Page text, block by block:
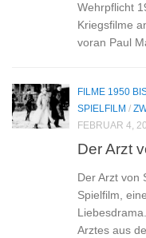
Wehrpflicht
Kriegsfilme
voran Paul
FILME 1950
SPIELFILM /
FEBRUAR 4,
Der Arzt
Der Arzt von
Spielfilm,
Arztes aus